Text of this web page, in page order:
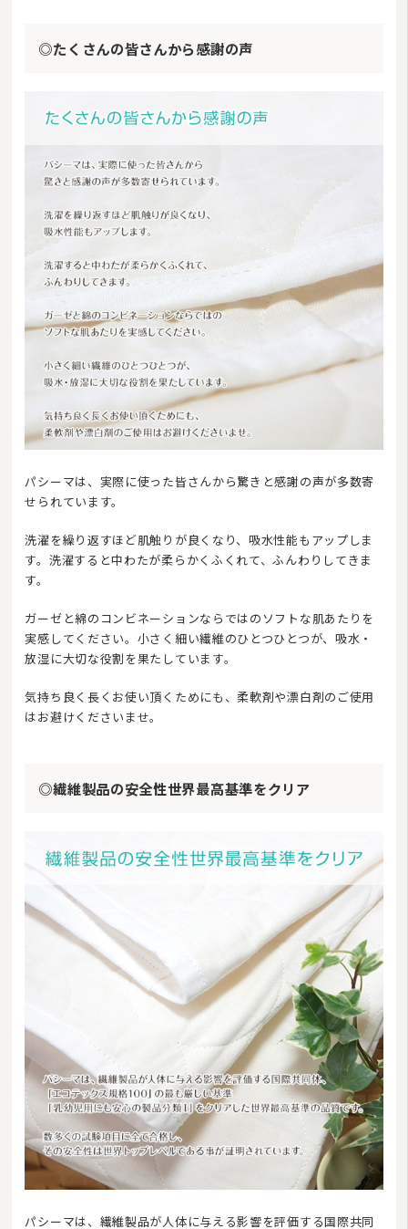
◎たくさんの皆さんから感謝の声
パシーマは、実際に使った皆さんから驚きと感謝の声が多数寄
せられています。
洗濯を繰り返すほど肌触りが良くなり、吸水性能もアップしま
す。洗濯すると中わたが柔らかくふくれて、ふんわりしてきま
す。
ガーゼと綿のコンビネーションならではのソフトな肌あたりを
実感してください。小さく細い繊維のひとつひとつが、吸水・
放湿に大切な役割を果たしています。
気持ち良く長くお使い頂くためにも、柔軟剤や漂白剤のご使用
はお避けくださいませ。
◎繊維製品の安全性世界最高基準をクリア
パシーマは、繊維製品が人体に与える影響を評価する国際共同